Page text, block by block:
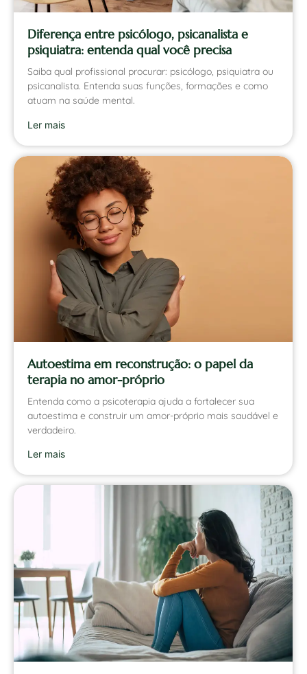
Diferença entre psicólogo, psicanalista e
psiquiatra: entenda qual você precisa
Saiba qual profissional procurar: psicólogo, psiquiatra ou
psicanalista. Entenda suas funções, formações e como
atuam na saúde mental.
Ler mais
Autoestima em reconstrução: o papel da
terapia no amor-próprio
Entenda como a psicoterapia ajuda a fortalecer sua
autoestima e construir um amor-próprio mais saudável e
verdadeiro.
Ler mais